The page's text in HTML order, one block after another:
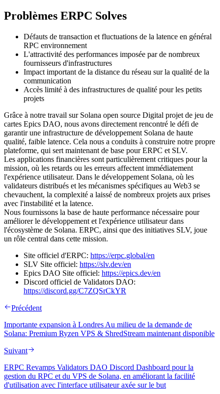
Problèmes ERPC Solves
Défauts de transaction et fluctuations de la latence en général
RPC environnement
L'attractivité des performances imposée par de nombreux
fournisseurs d'infrastructures
Impact important de la distance du réseau sur la qualité de la
communication
Accès limité à des infrastructures de qualité pour les petits
projets
Grâce à notre travail sur Solana open source Digital projet de jeu de
cartes Epics DAO, nous avons directement rencontré le défi de
garantir une infrastructure de développement Solana de haute
qualité, faible latence. Cela nous a conduits à construire notre propre
plateforme, qui sert maintenant de base pour ERPC et SLV.
Les applications financières sont particulièrement critiques pour la
mission, où les retards ou les erreurs affectent immédiatement
l'expérience utilisateur. Dans le développement Solana, où les
validateurs distribués et les mécanismes spécifiques au Web3 se
chevauchent, la complexité a laissé de nombreux projets aux prises
avec l'instabilité et la latence.
Nous fournissons la base de haute performance nécessaire pour
améliorer le développement et l'expérience utilisateur dans
l'écosystème de Solana. ERPC, ainsi que des initiatives SLV, joue
un rôle central dans cette mission.
Site officiel d'ERPC: https://erpc.global/en
SLV Site officiel: https://slv.dev/en
Epics DAO Site officiel: https://epics.dev/en
Discord officiel de Validators DAO:
https://discord.gg/C7ZQSrCkYR
Précédent
Importante expansion à Londres Au milieu de la demande de
Solana: Premium Ryzen VPS & ShredStream maintenant disponible
Suivant
ERPC Revamps Validators DAO Discord Dashboard pour la
gestion du RPC et du VPS de Solana, en améliorant la facilité
d'utilisation avec l'interface utilisateur axée sur le but